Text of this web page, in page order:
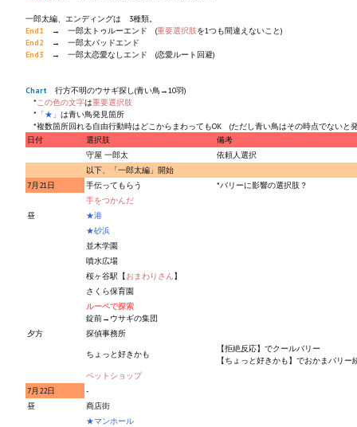
一郎太編、エンディングは 3種類。
End1 → 一郎太トゥルーエンド (重要選択肢を1つも間違えないこと)
End2 → 一郎太バッドエンド
End3 → 一郎太恋愛なしエンド (恋愛ルート回避)
Chart 行方不明のウサギ探し(青い鳥→10羽)
* この色の文字は重要選択肢
* 「★」 は青い鳥発見箇所
*複数箇所回れる自由行動時はどこからまわってもOK (ただし青い鳥はその時点でないと
日付
選択肢
備考
守屋 一郎太
依頼人選択
以下、「一郎太編」開始
7月21日
手伝ってもらう
*バリーに影響の選択肢？
手をつかんだ
昼
★港
★砂浜
並木学園
噴水広場
桜ヶ谷駅【おまわりさん 】
さくら保育園
ルーペで探索
錠前→ウサギの集団
夕方
探偵事務所
ちょっと好きかも
【拒絶反応】でクールバリー
【ちょっと好きかも】でおかまバリー
ペットショップ
7月22日
-
昼
商店街
★マンホール